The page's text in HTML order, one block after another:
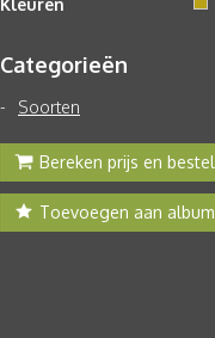
Kleuren
Categorieën
Soorten
Bereken prijs en bestel
Toevoegen aan album